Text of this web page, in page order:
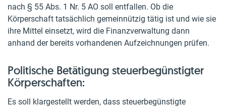
nach § 55 Abs. 1 Nr. 5 AO soll entfallen. Ob die
Körperschaft tatsächlich gemeinnützig tätig ist und wie sie
ihre Mittel einsetzt, wird die Finanzverwaltung dann
anhand der bereits vorhandenen Aufzeichnungen prüfen.
Politische Betätigung steuerbegünstigter
Körperschaften:
Es soll klargestellt werden, dass steuerbegünstigte